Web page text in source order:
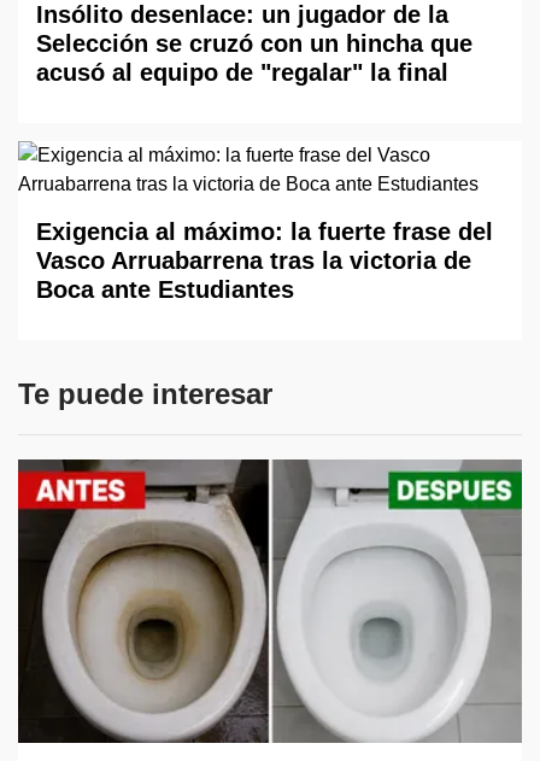
Insólito desenlace: un jugador de la
Selección se cruzó con un hincha que
acusó al equipo de "regalar" la final
Exigencia al máximo: la fuerte frase del
Vasco Arruabarrena tras la victoria de
Boca ante Estudiantes
Te puede interesar